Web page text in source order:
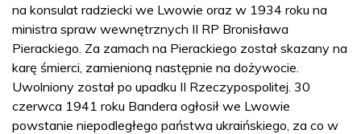
na konsulat radziecki we Lwowie oraz w 1934 roku na
ministra spraw wewnętrznych II RP Bronisława
Pierackiego. Za zamach na Pierackiego został skazany na
karę śmierci, zamienioną następnie na dożywocie.
Uwolniony został po upadku II Rzeczypospolitej. 30
czerwca 1941 roku Bandera ogłosił we Lwowie
powstanie niepodległego państwa ukraińskiego, za co w